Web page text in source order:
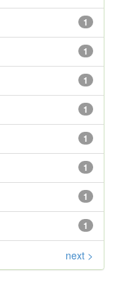
1
1
1
1
1
1
1
1
next >